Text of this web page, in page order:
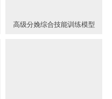
高级分娩综合技能训练模型